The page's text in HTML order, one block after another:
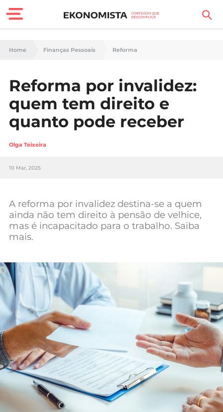
Finanças Pessoais
Carreira
Casa
Lifestyle
Sociedade
Negócios
Mundial 2026
Home Finanças Pessoais Reforma
Reforma por invalidez:
quem tem direito e
quanto pode receber
Olga Teixeira
10 Mar, 2025
A reforma por invalidez destina-se a quem
ainda não tem direito à pensão de velhice,
mas é incapacitado para o trabalho. Saiba
mais.